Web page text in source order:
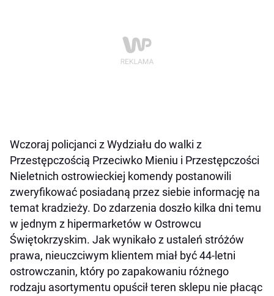
Wczoraj policjanci z Wydziału do walki z
Przestępczością Przeciwko Mieniu i Przestępczości
Nieletnich ostrowieckiej komendy postanowili
zweryfikować posiadaną przez siebie informację na
temat kradzieży. Do zdarzenia doszło kilka dni temu
w jednym z hipermarketów w Ostrowcu
Świętokrzyskim. Jak wynikało z ustaleń stróżów
prawa, nieuczciwym klientem miał być 44-letni
ostrowczanin, który po zapakowaniu różnego
rodzaju asortymentu opuścił teren sklepu nie płacąc